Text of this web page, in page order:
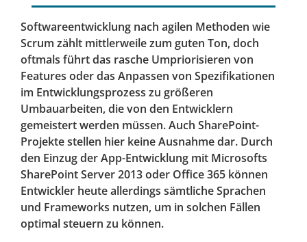
Softwareentwicklung nach agilen Methoden wie
Scrum zählt mittlerweile zum guten Ton, doch
oftmals führt das rasche Umpriorisieren von
Features oder das Anpassen von Spezifikationen
im Entwicklungsprozess zu größeren
Umbauarbeiten, die von den Entwicklern
gemeistert werden müssen. Auch SharePoint-
Projekte stellen hier keine Ausnahme dar. Durch
den Einzug der App-Entwicklung mit Microsofts
SharePoint Server 2013 oder Office 365 können
Entwickler heute allerdings sämtliche Sprachen
und Frameworks nutzen, um in solchen Fällen
optimal steuern zu können.